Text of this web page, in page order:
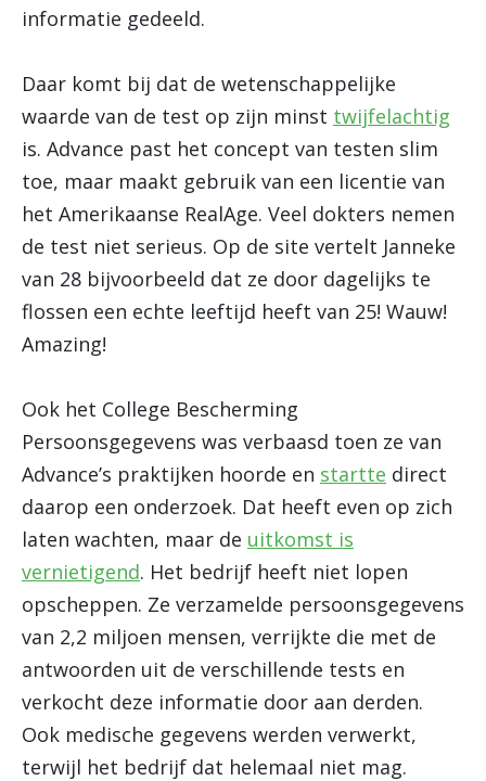
informatie gedeeld.
Daar komt bij dat de wetenschappelijke
waarde van de test op zijn minst twijfelachtig
is. Advance past het concept van testen slim
toe, maar maakt gebruik van een licentie van
het Amerikaanse RealAge. Veel dokters nemen
de test niet serieus. Op de site vertelt Janneke
van 28 bijvoorbeeld dat ze door dagelijks te
flossen een echte leeftijd heeft van 25! Wauw!
Amazing!
Ook het College Bescherming
Persoonsgegevens was verbaasd toen ze van
Advance’s praktijken hoorde en startte direct
daarop een onderzoek. Dat heeft even op zich
laten wachten, maar de uitkomst is
vernietigend. Het bedrijf heeft niet lopen
opscheppen. Ze verzamelde persoonsgegevens
van 2,2 miljoen mensen, verrijkte die met de
antwoorden uit de verschillende tests en
verkocht deze informatie door aan derden.
Ook medische gegevens werden verwerkt,
terwijl het bedrijf dat helemaal niet mag.